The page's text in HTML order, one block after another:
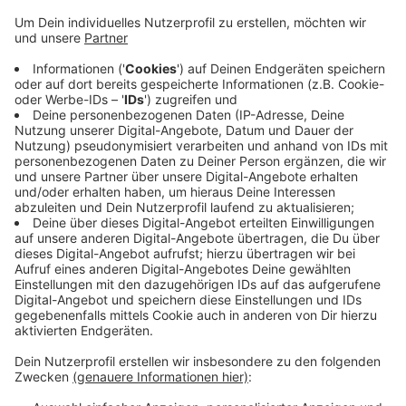
Für die Hochschule Niederrhein ist das immer noch zu
viel. Deswegen arbeitet sie aktuell gemeinsam mit
Hochschulen und Unternehmen aus Deutschland und
den Niederlanden an Methoden, um Lebensmittelreste
recyclen zu können. Unter anderem sollen durch die
neuen Methoden zum Beispiel bei der Produktion von
Apfelsaft Abfälle zur Herstellung von Konfitüre
genutzt werden können. Mit der Forschung sollen
hochwertige Lebensmittel entstehen und
Lebensmittelabfälle reduziert werden.
Anzeige